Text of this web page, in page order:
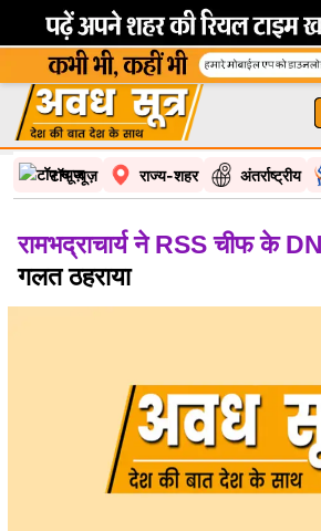
टॉप न्यूज़ राज्य-शहर अंतर्राष्ट्रीय
रामभद्राचार्य ने RSS चीफ के
गलत ठहराया